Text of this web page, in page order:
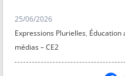
25/06/2026
Expressions Plurielles, Éducation
médias – CE2